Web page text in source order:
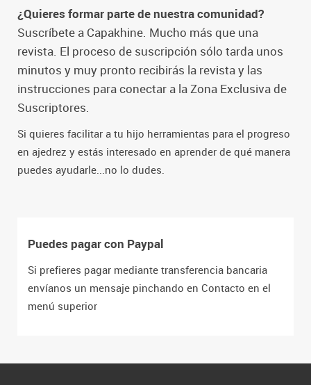
¿Quieres formar parte de nuestra comunidad?
Suscríbete a Capakhine. Mucho más que una
revista. El proceso de suscripción sólo tarda unos
minutos y muy pronto recibirás la revista y las
instrucciones para conectar a la Zona Exclusiva de
Suscriptores.
Si quieres facilitar a tu hijo herramientas para el progreso
en ajedrez y estás interesado en aprender de qué manera
puedes ayudarle...no lo dudes.
Puedes pagar con Paypal
Si prefieres pagar mediante transferencia bancaria
envíanos un mensaje pinchando en Contacto en el
menú superior